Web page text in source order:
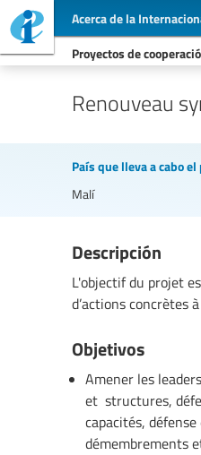
Acerca de la
Proyectos de
Renouveau
País que lleva a cabo
Malí
Descripción
L'objectif du projet
d’actions concrètes
Objetivos
Amener les
et structures,
capacités,
démembrements